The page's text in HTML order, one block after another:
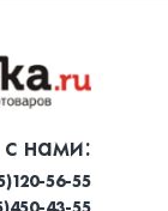
с нами:
56-55